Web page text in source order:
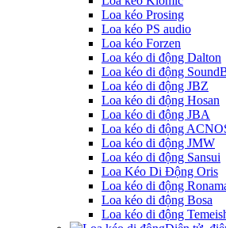
Loa kéo Prosing
Loa kéo PS audio
Loa kéo Forzen
Loa kéo di động Dalton
Loa kéo di động
Loa kéo di động JBZ
Loa kéo di động Hosan
Loa kéo di động JBA
Loa kéo di động
Loa kéo di động JMW
Loa kéo di động Sansui
Loa Kéo Di Động Oris
Loa kéo di động
Loa kéo di động Bosa
Loa kéo di động